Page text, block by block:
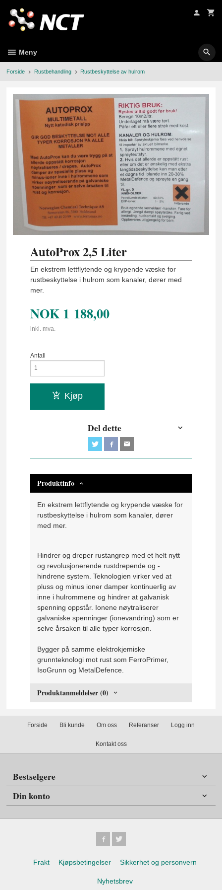
innholdet
Meny
Forside Rustbehandling Rustbeskyttelse av hulrom
AutoProx 2,5 Liter
En ekstrem lettflytende og krypende væske for
rustbeskyttelse i hulrom som kanaler, dører med
mer.
NOK 1 188,00
inkl. mva.
Antall
Kjøp
Del dette
Produktinfo
En ekstrem lettflytende og krypende væske for
rustbeskyttelse i hulrom som kanaler, dører
med mer.
Hindrer og dreper rustangrep med et helt nytt
og revolusjonerende rustdrepende og -
hindrene system. Teknologien virker ved at
pluss og minus ioner damper kontinuerlig av
inne i hulrommene og hindrer at galvanisk
spenning oppstår. Ionene nøytraliserer
galvaniske spenninger (ionevandring) som er
selve årsaken til alle typer korrosjon.
Bygger på samme elektrokjemiske
grunnteknologi mot rust som FerroPrimer,
IsoGrunn og MetalDefence.
Produktanmeldelser (0)
Forside Bli kunde Om oss Referanser Logg inn
Kontakt oss
Bestselgere
Din konto
Frakt Kjøpsbetingelser Sikkerhet og personvern
Nyhetsbrev